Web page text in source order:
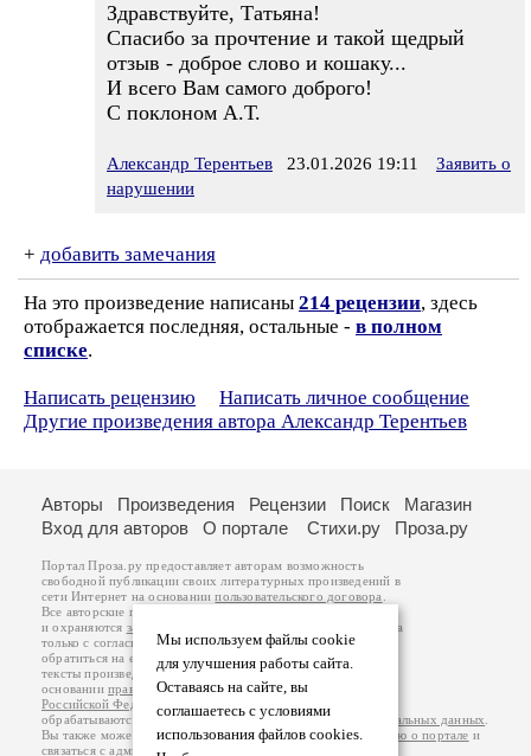
Здравствуйте, Татьяна!
Спасибо за прочтение и такой щедрый
отзыв - доброе слово и кошаку...
И всего Вам самого доброго!
С поклоном А.Т.
Александр Терентьев 23.01.2026 19:11
Заявить о
нарушении
+ добавить замечания
На это произведение написаны 214 рецензии, здесь
отображается последняя, остальные - в полном
списке.
Написать рецензию
Написать личное сообщение
Другие произведения автора Александр Терентьев
Мы используем файлы cookie
для улучшения работы сайта.
Оставаясь на сайте, вы
соглашаетесь с условиями
использования файлов cookies.
Авторы Произведения Рецензии Поиск
Магазин
Вход для авторов
О портале Стихи.ру Проза.ру
Портал Проза.ру предоставляет авторам возможность
свободной публикации своих литературных произведений в
сети Интернет на основаниипользовательского договора
Все авторские права на произведения принадлежат авторам
и охраняются законом
. Перепечатка произведений возможна
только с согласия его автора, к которому вы можете
обратиться на его авторской странице. Ответственность за
тексты произведений авторы несут самостоятельно на
основанииправил публикацииизаконодательства
Российской Федерации
обрабатываются на основанииПолитики обработки персональных данных
Вы также можете посмотреть более подробнуюинформацию о портале и
связаться с администрацией